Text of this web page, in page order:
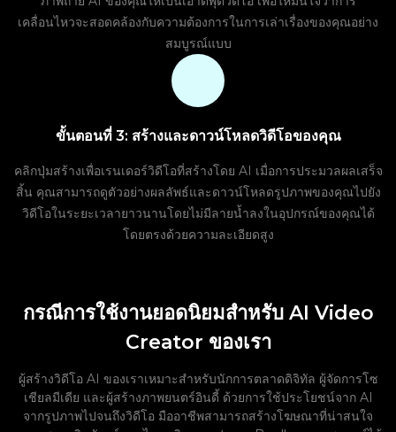
เคลื่อนไหวจะสอดคล้องกับความต้องการในการเล่าเรื่องของคุณอย่าง
สมบูรณ์แบบ
ขั้นตอนที่ 3: สร้างและดาวน์โหลดวิดีโอของคุณ
คลิกปุ่มสร้างเพื่อเรนเดอร์วิดีโอที่สร้างโดย AI เมื่อการประมวลผลเสร็จ
สิ้น คุณสามารถดูตัวอย่างผลลัพธ์และดาวน์โหลดรูปภาพของคุณไปยัง
วิดีโอในระยะเวลายาวนานโดยไม่มีลายน้ำลงในอุปกรณ์ของคุณได้
โดยตรงด้วยความละเอียดสูง
กรณีการใช้งานยอดนิยมสำหรับ AI Video
Creator ของเรา
ผู้สร้างวิดีโอ AI ของเราเหมาะสำหรับนักการตลาดดิจิทัล ผู้จัดการโซ
เชียลมีเดีย และผู้สร้างภาพยนตร์อินดี้ ด้วยการใช้ประโยชน์จาก AI
จากรูปภาพไปจนถึงวิดีโอ มืออาชีพสามารถสร้างโฆษณาที่น่าสนใจ